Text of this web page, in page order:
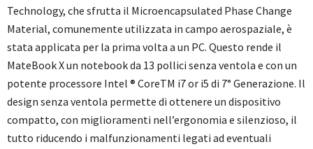
Technology, che sfrutta il Microencapsulated Phase Change
Material, comunemente utilizzata in campo aerospaziale, è
stata applicata per la prima volta a un PC. Questo rende il
MateBook X un notebook da 13 pollici senza ventola e con un
potente processore Intel ® CoreTM i7 or i5 di 7° Generazione. Il
design senza ventola permette di ottenere un dispositivo
compatto, con miglioramenti nell’ergonomia e silenzioso, il
tutto riducendo i malfunzionamenti legati ad eventuali